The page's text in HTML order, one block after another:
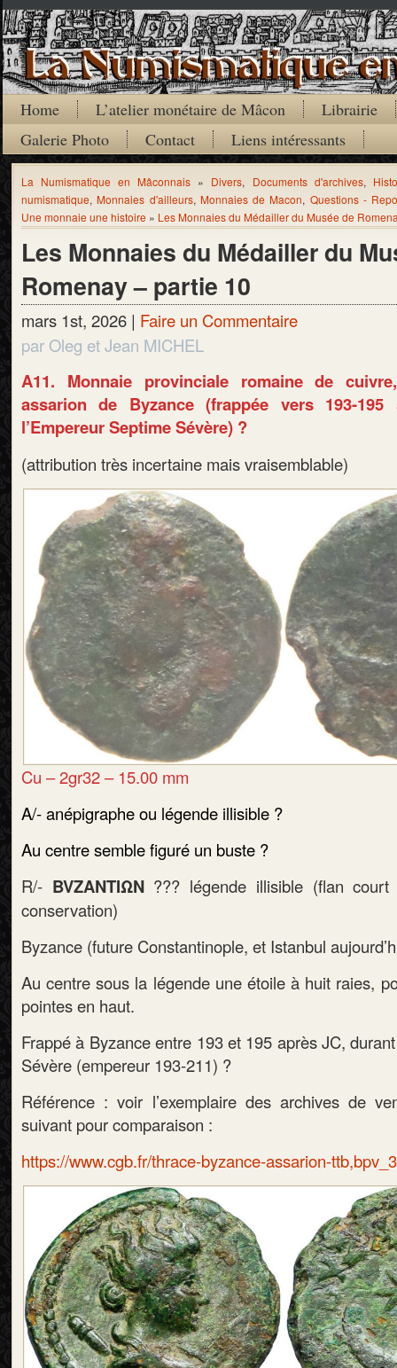
Home L’atelier monétaire de Mâcon
Librairie
Galerie Photo
Contact Liens intéressants
La Numismatique en Mâconnais » Divers, Documents d'archives,
numismatique, Monnaies d'ailleurs, Monnaies de Macon, Questions -
Une monnaie une histoire » Les Monnaies du Médailler du Musée de
Les Monnaies du Médailler du
Romenay – partie 10
mars 1st, 2026 | Faire un Commentaire
par Oleg et Jean MICHEL
A11. Monnaie provinciale romaine de
assarion de Byzance (frappée vers 193-
l’Empereur Septime Sévère) ?
(attribution très incertaine mais vraisemblable)
Cu – 2gr32 – 15.00 mm
A/- anépigrapheou légende illisible ?
Au centre semble figuré un buste ?
R/- BVZANTIΩN ??? légende illisible (flan
conservation)
Byzance (future Constantinople, et Istanbul
Au centre sous la légende une étoile à huit raies,
pointes en haut.
Frappé à Byzance entre 193 et 195 après JC,
Sévère (empereur 193-211) ?
Référence : voir l’exemplaire des archives de
suivant pour comparaison :
https://www.cgb.fr/thrace-byzance-assarion-